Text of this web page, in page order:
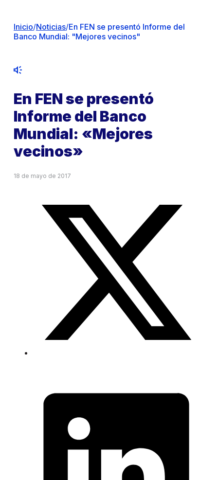
Inicio/Noticias/En FEN se presentó Informe del
Banco Mundial: "Mejores vecinos"
En FEN se presentó
Informe del Banco
Mundial: «Mejores
vecinos»
18 de mayo de 2017